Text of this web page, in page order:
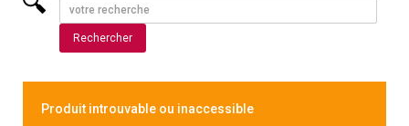
Produit introuvable ou inaccessible